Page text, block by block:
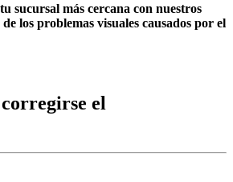
sucursal más cercana con nuestros
los problemas visuales causados por el
el